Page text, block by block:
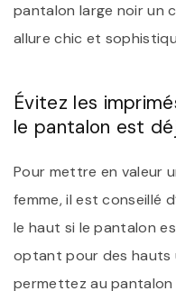
pantalon large noir un
allure chic et
Évitez les
le pantalon est
Pour mettre en valeur
femme, il est conseillé
le haut si le pantalon
optant pour des hauts
permettez au